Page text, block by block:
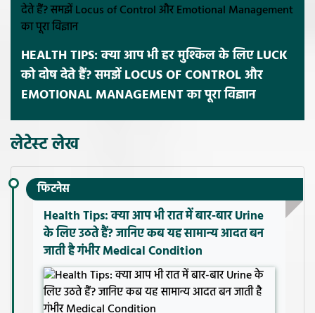
HEALTH TIPS: क्या आप भी हर मुश्किल के लिए LUCK
को दोष देते हैं? समझें LOCUS OF CONTROL और
EMOTIONAL MANAGEMENT का पूरा विज्ञान
लेटेस्ट लेख
फिटनेस
Health Tips: क्या आप भी रात में बार-बार Urine
के लिए उठते हैं? जानिए कब यह सामान्य आदत बन
जाती है गंभीर Medical Condition